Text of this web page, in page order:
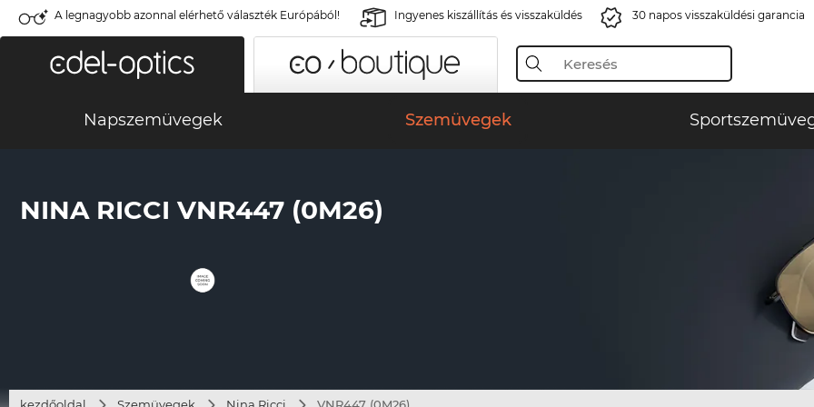
A legnagyobb azonnal elérhető választék Európából! Ingyenes kiszállítás és visszaküldés 30 napos visszaküldési garancia
Napszemüvegek Szemüvegek
NINA RICCI VNR447 (0M26)